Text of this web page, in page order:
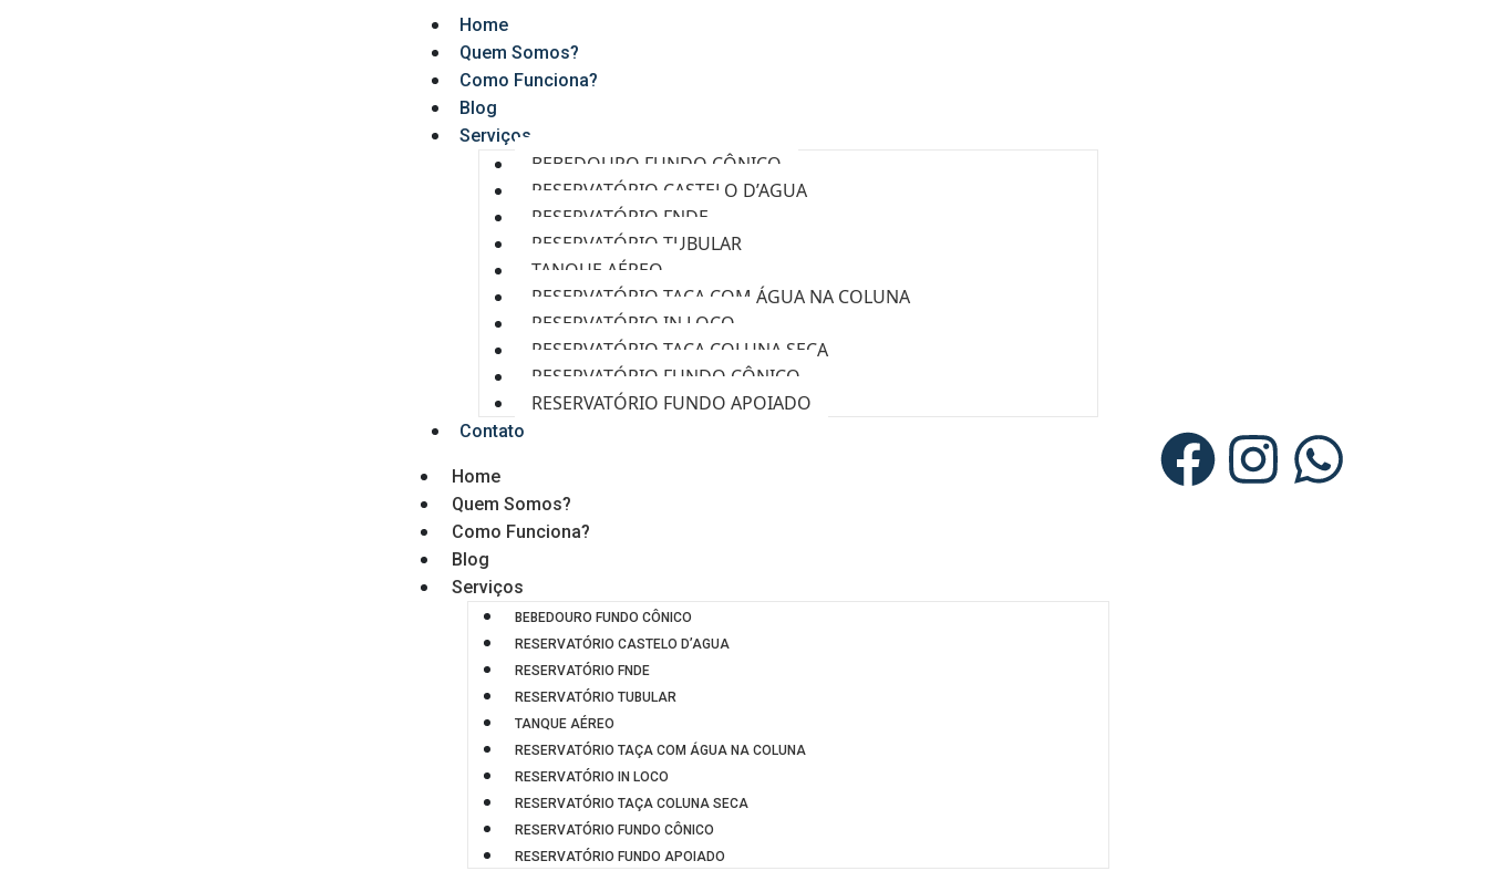
Home
Quem Somos?
Como Funciona?
Blog
Serviços
BEBEDOURO FUNDO CÔNICO
RESERVATÓRIO CASTELO D’AGUA
RESERVATÓRIO FNDE
RESERVATÓRIO TUBULAR
TANQUE AÉREO
RESERVATÓRIO TAÇA COM ÁGUA NA COLUNA
RESERVATÓRIO IN LOCO
RESERVATÓRIO TAÇA COLUNA SECA
RESERVATÓRIO FUNDO CÔNICO
RESERVATÓRIO FUNDO APOIADO
Contato
Home
Quem Somos?
Como Funciona?
Blog
Serviços
BEBEDOURO FUNDO CÔNICO
RESERVATÓRIO CASTELO D’AGUA
RESERVATÓRIO FNDE
RESERVATÓRIO TUBULAR
TANQUE AÉREO
RESERVATÓRIO TAÇA COM ÁGUA NA COLUNA
RESERVATÓRIO IN LOCO
RESERVATÓRIO TAÇA COLUNA SECA
RESERVATÓRIO FUNDO CÔNICO
RESERVATÓRIO FUNDO APOIADO